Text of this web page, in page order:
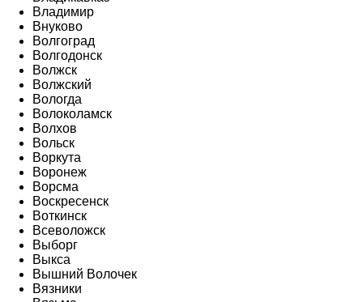
Владимир
Внуково
Волгоград
Волгодонск
Волжск
Волжский
Вологда
Волоколамск
Волхов
Вольск
Воркута
Воронеж
Ворсма
Воскресенск
Воткинск
Всеволожск
Выборг
Выкса
Вышний Волочек
Вязники